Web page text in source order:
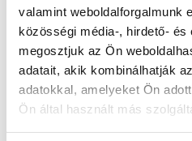
valamint weboldalforgalmunk
közösségi média-, hirdető- és
megosztjuk az Ön
adatait, akik kombinálhatják
adatokkal, amelyeket Ön
Ön által használt más